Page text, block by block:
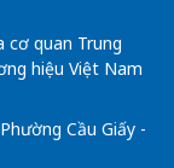
cơ quan Trung
hiệu Việt Nam
Cầu Giấy -